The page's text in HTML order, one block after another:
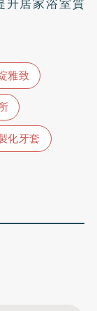
升居家浴室質
雅致
化牙套